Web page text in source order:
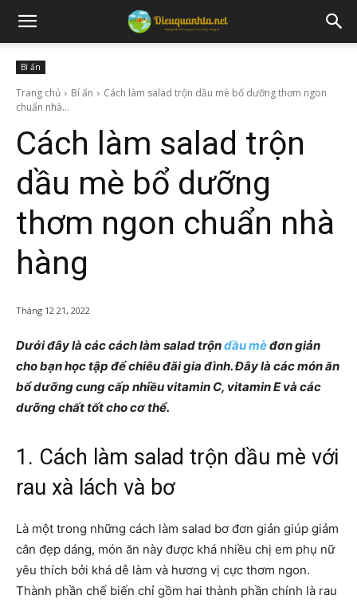
Bí ẩn
Trang chủ Bí ẩn
Cách làm salad trộn dầu mè bổ dưỡng thơm ngon
chuẩn nhà...
Cách làm salad trộn
dầu mè bổ dưỡng
thơm ngon chuẩn nhà
hàng
Tháng 12 21, 2022
Dưới đây là các cách làm salad trộndầu mèđơn giản
cho bạn học tập để chiêu đãi gia đình. Đây là các món ăn
bổ dưỡng cung cấp nhiều vitamin C, vitamin E và các
dưỡng chất tốt cho cơ thể.
1. Cách làm salad trộn dầu mè với
rau xà lách và bơ
Là một trong những cách làm salad bơ đơn giản giúp giảm
cân đẹp dáng, món ăn này được khá nhiều chị em phụ nữ
yêu thích bởi khá dễ làm và hương vị cực thơm ngon.
Thành phần chế biến chỉ gồm hai thành phần chính là rau